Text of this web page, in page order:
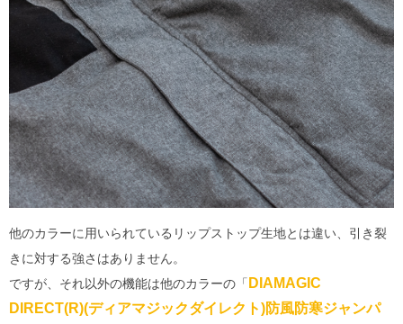
他のカラーに用いられているリップストップ生地とは違い、引き裂
きに対する強さはありません。
ですが、それ以外の機能は他のカラーの「 DIAMAGIC
DIRECT(R)(ディアマジックダイレクト)防風防寒ジャンパ